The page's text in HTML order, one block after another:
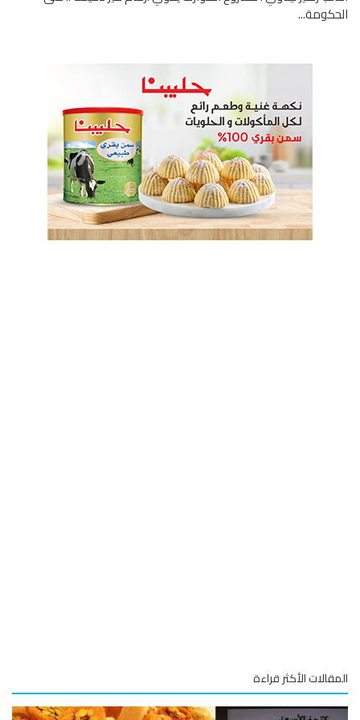
الأكثر قراءة